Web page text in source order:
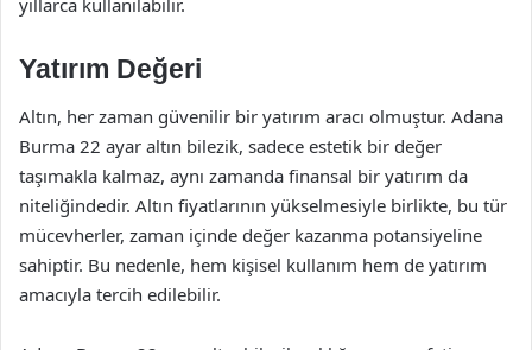
yıllarca kullanılabilir.
Yatırım Değeri
Altın, her zaman güvenilir bir yatırım aracı olmuştur. Adana
Burma 22 ayar altın bilezik, sadece estetik bir değer
taşımakla kalmaz, aynı zamanda finansal bir yatırım da
niteliğindedir. Altın fiyatlarının yükselmesiyle birlikte, bu tür
mücevherler, zaman içinde değer kazanma potansiyeline
sahiptir. Bu nedenle, hem kişisel kullanım hem de yatırım
amacıyla tercih edilebilir.